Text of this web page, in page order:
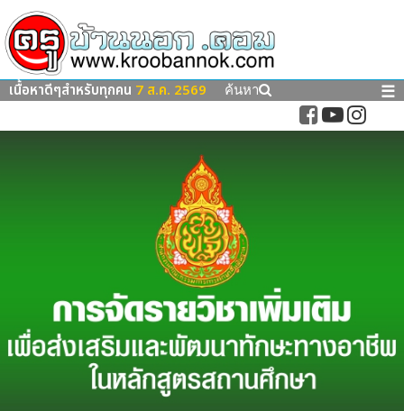
เนื้อหาดีๆสำหรับทุกคน 7 ส.ค. 2569 ค้นหา ☰